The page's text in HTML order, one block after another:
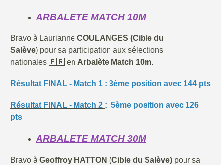
ARBALETE MATCH 10M
Bravo à Laurianne COULANGES (Cible du
Salève) pour sa participation aux sélections
nationales 🇫🇷 en Arbalète Match 10m.
Résultat FINAL - Match 1 : 3ème position avec 144 pts
Résultat FINAL - Match 2 : 5ème position avec 126
pts
ARBALETE MATCH 30M
Bravo à Geoffroy HATTON (Cible du Salève) pour sa